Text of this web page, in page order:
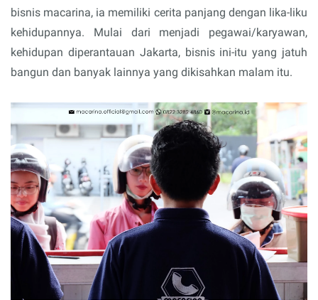
bisnis macarina, ia memiliki cerita panjang dengan lika-liku
kehidupannya. Mulai dari menjadi pegawai/karyawan,
kehidupan diperantauan Jakarta, bisnis ini-itu yang jatuh
bangun dan banyak lainnya yang dikisahkan malam itu.